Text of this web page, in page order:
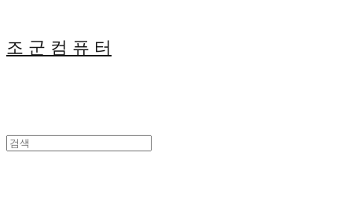
조 군 컴 퓨 터